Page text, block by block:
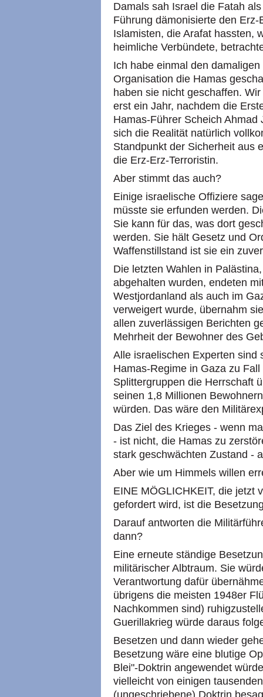
Damals sah Israel die Fatah
Führung dämonisierte den
Islamisten, die Arafat hassten,
heimliche Verbündete,
Ich habe einmal den
Organisation die Hamas
haben sie nicht geschaffen.
erst ein Jahr, nachdem die
Hamas-Führer Scheich
sich die Realität natürlich
Standpunkt der Sicherheit aus
die Erz-Erz-Terroristin.
Aber stimmt das auch?
Einige israelische Offiziere
müsste sie erfunden werden.
Sie kann für das, was dort
werden. Sie hält Gesetz und
Waffenstillstand ist sie ein
Die letzten Wahlen in
abgehalten wurden, endeten
Westjordanland als auch im
verweigert wurde, übernahm
allen zuverlässigen Berichten
Mehrheit der Bewohner des
Alle israelischen Experten sind
Hamas-Regime in Gaza zu
Splittergruppen die Herrschaft
seinen 1,8 Millionen
würden. Das wäre den
Das Ziel des Krieges - wenn
- ist nicht, die Hamas zu
stark geschwächten Zustand -
Aber wie um Himmels willen
EINE MÖGLICHKEIT, die jetzt
gefordert wird, ist die
Darauf antworten die
dann?
Eine erneute ständige
militärischer Albtraum. Sie
Verantwortung dafür
übrigens die meisten 1948er
Nachkommen sind)
Guerillakrieg würde daraus
Besetzen und dann wieder
Besetzung wäre eine blutige
Blei"-Doktrin angewendet
vielleicht von einigen